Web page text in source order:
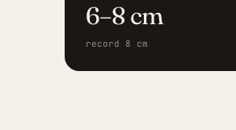
6–8 cm
record 8 cm